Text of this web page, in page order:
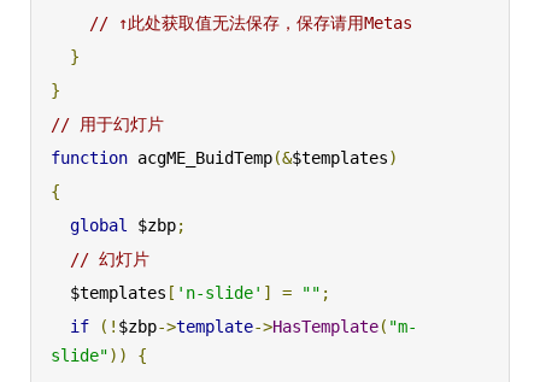
// ↑此处获取值无法保存，保存请用Metas
}
}
// 用于幻灯片
function acgME_BuidTemp(&$templates)
{
global
$zbp;
// 幻灯片
  $templates
[ 'n-slide' ] = "" ;
if
(! $zbp->template->HasTemplate( "m-
slide"))
{